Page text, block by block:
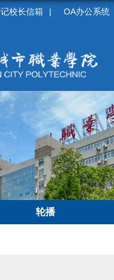
校长信箱 | OA办公系统
轮播